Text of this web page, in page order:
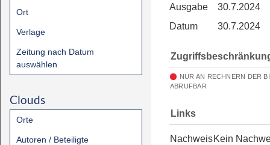
Ort
Verlage
Zeitung nach Datum
auswählen
Clouds
Orte
Autoren / Beteiligte
Ausgabe
30.7.2024
Datum
30.7.2024
NUR AN RECHNERN DER
ABRUFBAR
Links
NachweisKein